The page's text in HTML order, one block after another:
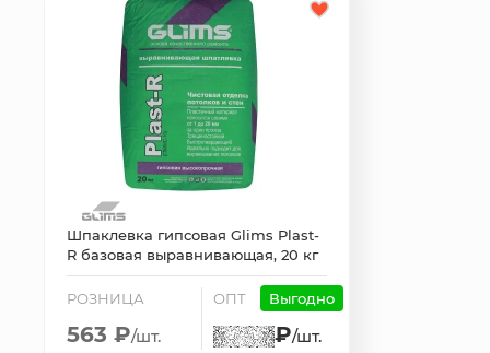
Шпаклевка гипсовая Glims Plast-
R базовая выравнивающая, 20 кг
РОЗНИЦА
563 ₽/шт.
ОПТ Выгодно
₽/шт.